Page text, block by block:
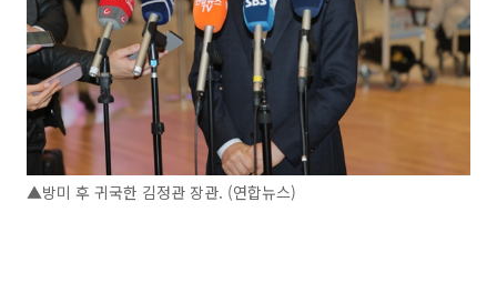
▲방미 후 귀국한 김정관 장관. (연합뉴스)